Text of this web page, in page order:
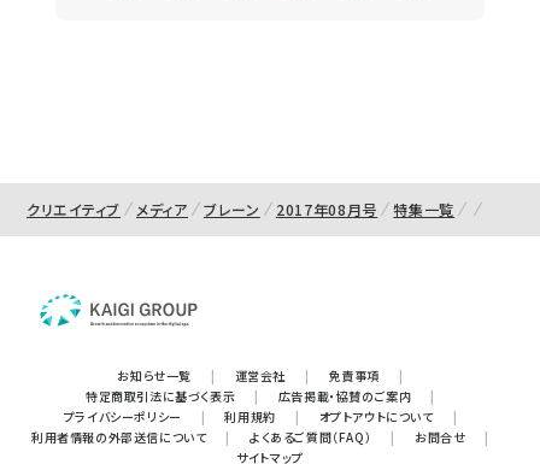
クリエイティブ メディア ブレーン 2017年08月号 特集一覧
お知らせ一覧 | 運営会社 | 免責事項
|
特定商取引法に基づく表示
| 広告掲載・協賛のご案内
|
プライバシーポリシー
| 利用規約 | オプトアウトについて
|
利用者情報の外部送信について
| よくあるご質問（FAQ） | お問合せ
|
サイトマップ